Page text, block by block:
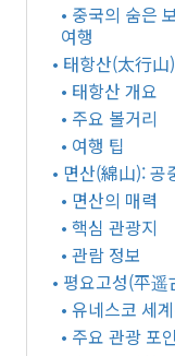
• 중국의 숨은
여행
• 태항산(太行
• 태항산 개요
• 주요 볼거리
• 여행 팁
• 면산(綿山): 공
• 면산의 매력
• 핵심 관광지
• 관람 정보
• 평요고성(平
• 유네스코 세
• 주요 관광 포